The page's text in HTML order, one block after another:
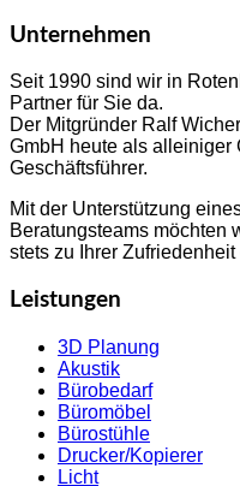
Unternehmen
Seit 1990 sind wir in
Partner für Sie da.
Der Mitgründer Ralf
GmbH heute als alleiniger
Geschäftsführer.
Mit der Unterstützung
Beratungsteams möchten
stets zu Ihrer Zufriedenheit
Leistungen
3D Planung
Akustik
Bürobedarf
Büromöbel
Bürostühle
Drucker/Kopierer
Licht